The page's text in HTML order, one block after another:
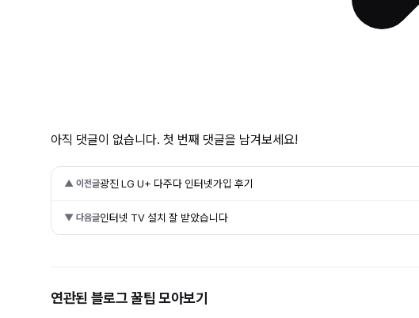
아직 댓글이 없습니다. 첫 번째 댓글을 남겨보세요!
▲ 이전글광진 LG U+ 다주다 인터넷가입 후기
▼ 다음글인터넷 TV 설치 잘 받았습니다
연관된 블로그 꿀팁 모아보기